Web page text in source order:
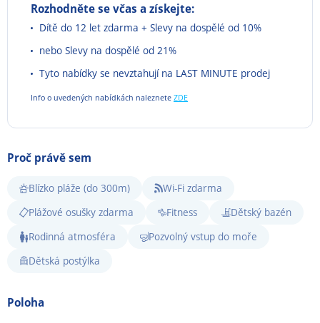
Rozhodněte se včas a získejte:
Dítě do 12 let zdarma + Slevy na dospělé od 10%
nebo Slevy na dospělé od 21%
Tyto nabídky se nevztahují na LAST MINUTE prodej
Info o uvedených nabídkách naleznete ZDE
Proč právě sem
Blízko pláže (do 300m)
Wi-Fi zdarma
Plážové osušky zdarma
Fitness
Dětský bazén
Rodinná atmosféra
Pozvolný vstup do moře
Dětská postýlka
Poloha